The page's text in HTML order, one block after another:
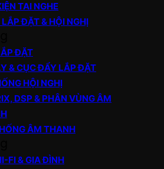
TAI NGHE
ĐẶT & HỘI NGHỊ
ĐẶT
& CỤC ĐẨY LẮP ĐẶT
HỘI NGHỊ
DSP & PHÂN VÙNG ÂM
ÂM THANH
FI & GIA ĐÌNH